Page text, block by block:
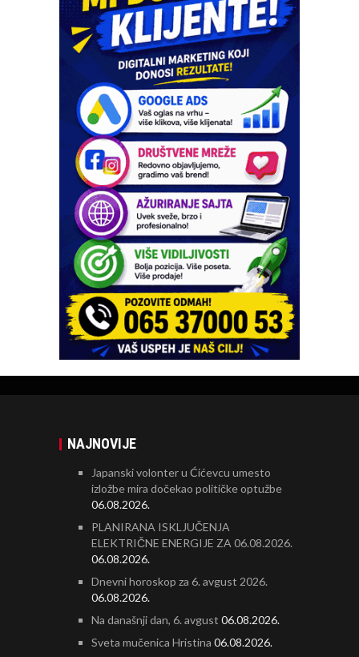
NAJNOVIJE
Japanski volonter u Ćićevcu umesto
izložbe mira dočekao političke optužbe
06.08.2026.
PLANIRANA ISKLJUČENJA
ELEKTRIČNE ENERGIJE ZA 06.08.2026.
06.08.2026.
Dnevni horoskop za 6. avgust 2026.
06.08.2026.
Na današnji dan, 6. avgust 06.08.2026.
Sveta mučenica Hristina 06.08.2026.